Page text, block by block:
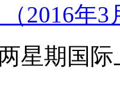
2016年
星期国